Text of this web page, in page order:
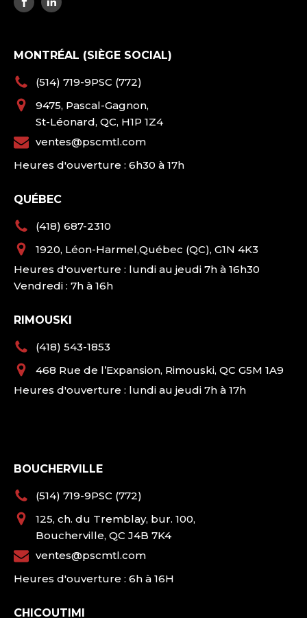
MONTRÉAL (SIÈGE SOCIAL)
(514) 719-9PSC (772)
9475, Pascal-Gagnon,
St-Léonard, QC, H1P 1Z4
ventes@pscmtl.com
Heures d'ouverture : 6h30 à 17h
QUÉBEC
(418) 687-2310
1920, Léon-Harmel,Québec (QC), G1N 4K3
Heures d'ouverture : lundi au jeudi 7h à 16h30
Vendredi : 7h à 16h
RIMOUSKI
(418) 543-1853
468 Rue de l’Expansion, Rimouski, QC G5M 1A9
Heures d'ouverture : lundi au jeudi 7h à 17h
BOUCHERVILLE
(514) 719-9PSC (772)
125, ch. du Tremblay, bur. 100,
Boucherville, QC J4B 7K4
ventes@pscmtl.com
Heures d'ouverture : 6h à 16H
CHICOUTIMI